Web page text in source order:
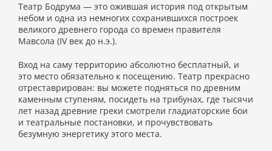
Театр Бодрума — это ожившая история под открытым
небом и одна из немногих сохранившихся построек
великого древнего города со времен правителя
Мавсола (IV век до н.э.).
Вход на саму территорию абсолютно бесплатный, и
это место обязательно к посещению. Театр прекрасно
отреставрирован: вы можете подняться по древним
каменным ступеням, посидеть на трибунах, где тысячи
лет назад древние греки смотрели гладиаторские бои
и театральные постановки, и прочувствовать
безумную энергетику этого места.